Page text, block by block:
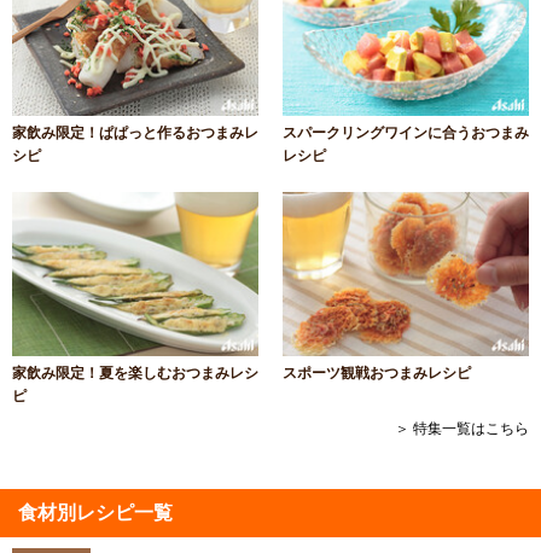
家飲み限定！ぱぱっと作るおつまみレ
シピ
スパークリングワインに合うおつまみ
レシピ
家飲み限定！夏を楽しむおつまみレシ
ピ
スポーツ観戦おつまみレシピ
＞ 特集一覧はこちら
食材別レシピ一覧